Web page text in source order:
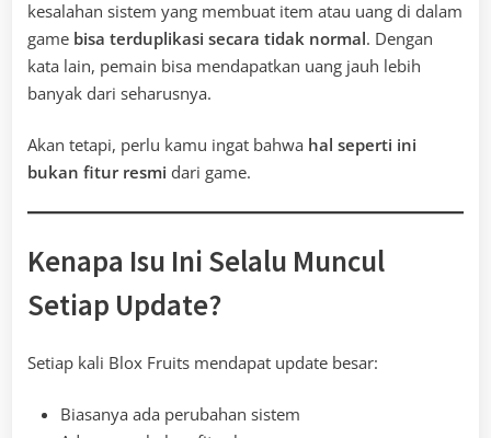
kesalahan sistem yang membuat item atau uang di dalam
game bisa terduplikasi secara tidak normal. Dengan
kata lain, pemain bisa mendapatkan uang jauh lebih
banyak dari seharusnya.
Akan tetapi, perlu kamu ingat bahwa hal seperti ini
bukan fitur resmi dari game.
Kenapa Isu Ini Selalu Muncul
Setiap Update?
Setiap kali Blox Fruits mendapat update besar:
Biasanya ada perubahan sistem